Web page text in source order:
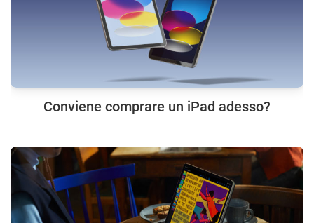
Conviene comprare un iPad adesso?